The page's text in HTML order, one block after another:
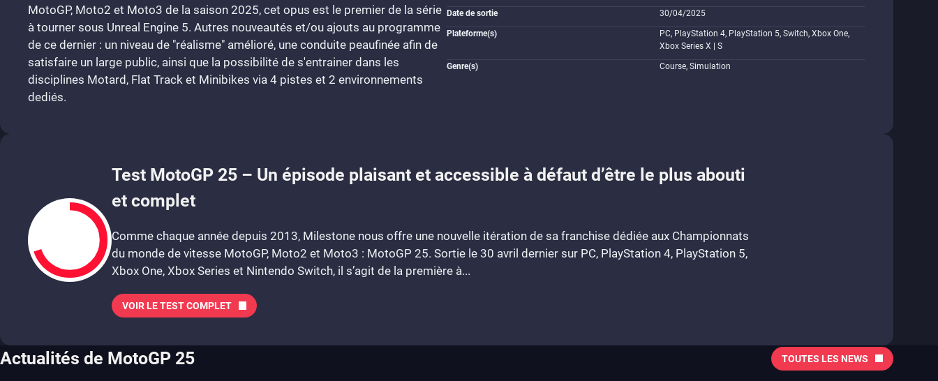
MotoGP, Moto2 et Moto3 de la saison 2025, cet opus est le premier de la série
à tourner sous Unreal Engine 5. Autres nouveautés et/ou ajouts au programme
de ce dernier : un niveau de "réalisme" amélioré, une conduite peaufinée afin de
satisfaire un large public, ainsi que la possibilité de s'entrainer dans les
disciplines Motard, Flat Track et Minibikes via 4 pistes et 2 environnements
dediés.
Date de sortie 30/04/2025
Plateforme(s)
PC, PlayStation 4, PlayStation 5, Switch, Xbox One,
Xbox Series X | S
Genre(s) Course, Simulation
Test MotoGP 25 – Un épisode plaisant et accessible à défaut d’être le plus abouti
et complet
Comme chaque année depuis 2013, Milestone nous offre une nouvelle itération de sa franchise dédiée aux Championnats
du monde de vitesse MotoGP, Moto2 et Moto3 : MotoGP 25. Sortie le 30 avril dernier sur PC, PlayStation 4, PlayStation 5,
Xbox One, Xbox Series et Nintendo Switch, il s’agit de la première à...
VOIR LE TEST COMPLET
Actualités de MotoGP 25 TOUTES LES NEWS